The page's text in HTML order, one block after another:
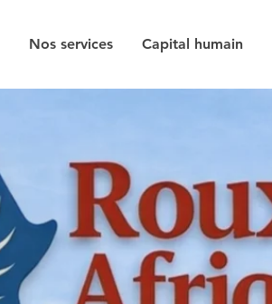
Nos services Capital humain